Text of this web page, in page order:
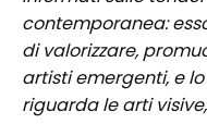
contemporanea:
di valorizzare,
artisti emergenti, e
riguarda le arti